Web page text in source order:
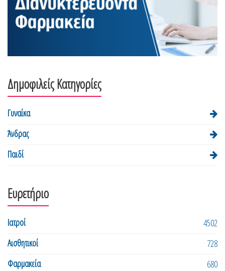
Δημοφιλείς Κατηγορίες
Γυναίκα
Άνδρας
Παιδί
Ευρετήριο
Ιατροί
4502
Αισθητικοί
728
Φαρμακεία
680